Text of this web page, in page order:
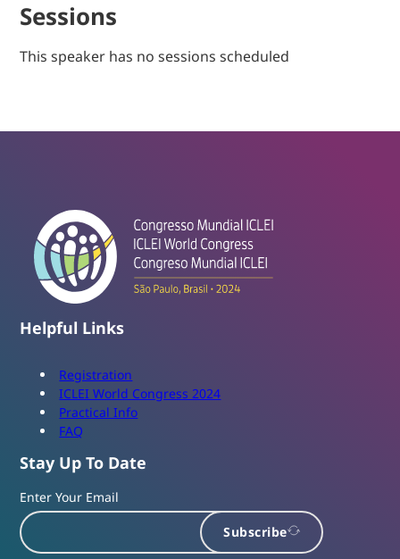
Sessions
This speaker has no sessions scheduled
Helpful Links
Registration
ICLEI World Congress 2024
Practical Info
FAQ
Stay Up To Date
Enter Your Email
Subscribe